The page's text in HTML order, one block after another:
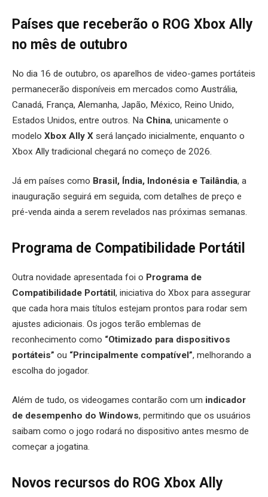
Países que receberão o ROG Xbox Ally
no mês de outubro
No dia 16 de outubro, os aparelhos de video-games portáteis
permanecerão disponíveis em mercados como Austrália,
Canadá, França, Alemanha, Japão, México, Reino Unido,
Estados Unidos, entre outros. Na China, unicamente o
modelo Xbox Ally X será lançado inicialmente, enquanto o
Xbox Ally tradicional chegará no começo de 2026.
Já em países como Brasil, Índia, Indonésia e Tailândia, a
inauguração seguirá em seguida, com detalhes de preço e
pré-venda ainda a serem revelados nas próximas semanas.
Programa de Compatibilidade Portátil
Outra novidade apresentada foi o Programa de
Compatibilidade Portátil, iniciativa do Xbox para assegurar
que cada hora mais títulos estejam prontos para rodar sem
ajustes adicionais. Os jogos terão emblemas de
reconhecimento como “Otimizado para dispositivos
portáteis” ou “Principalmente compatível”, melhorando a
escolha do jogador.
Além de tudo, os videogames contarão com um indicador
de desempenho do Windows, permitindo que os usuários
saibam como o jogo rodará no dispositivo antes mesmo de
começar a jogatina.
Novos recursos do ROG Xbox Ally